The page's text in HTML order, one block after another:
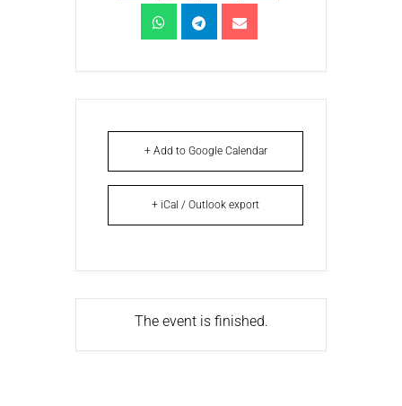
+ Add to Google Calendar
+ iCal / Outlook export
The event is finished.